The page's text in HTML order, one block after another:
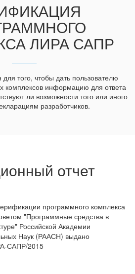
ЛИРА САПР
того, чтобы дать пользователю
комплексов информацию для ответа
ли возможности того или иного
разработчиков.
отчет
программного комплекса
"Программные средства в
Российской Академии
Наук (РААСН) выдано
САПР/2015